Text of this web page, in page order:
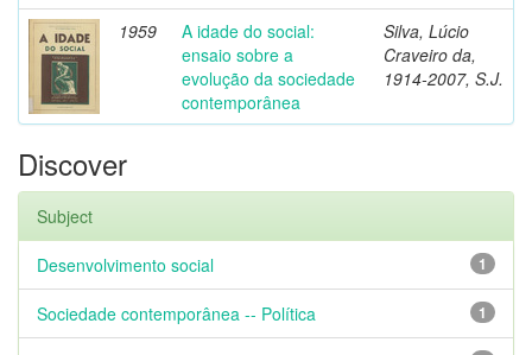
1959
A idade do social:
ensaio sobre a
evolução da sociedade
contemporânea
Silva, Lúcio
Craveiro da,
1914-2007, S.J.
Discover
Subject
1
Desenvolvimento social
1
Sociedade contemporânea -- Política